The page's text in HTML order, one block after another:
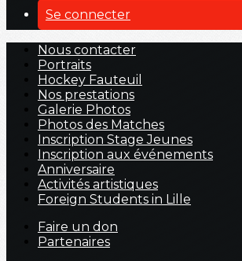
Se connecter
Nous contacter
Portraits
Hockey Fauteuil
Nos prestations
Galerie Photos
Photos des Matches
Inscription Stage Jeunes
Inscription aux événements
Anniversaire
Activités artistiques
Foreign Students in Lille
Faire un don
Partenaires